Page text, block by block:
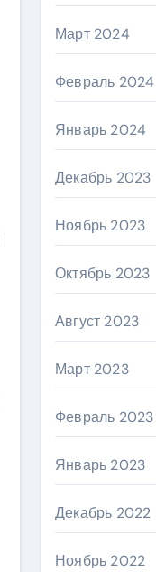
Март 2024
Февраль 2024
Январь 2024
Декабрь 2023
Ноябрь 2023
Октябрь 2023
Август 2023
Март 2023
Февраль 2023
Январь 2023
Декабрь 2022
Ноябрь 2022